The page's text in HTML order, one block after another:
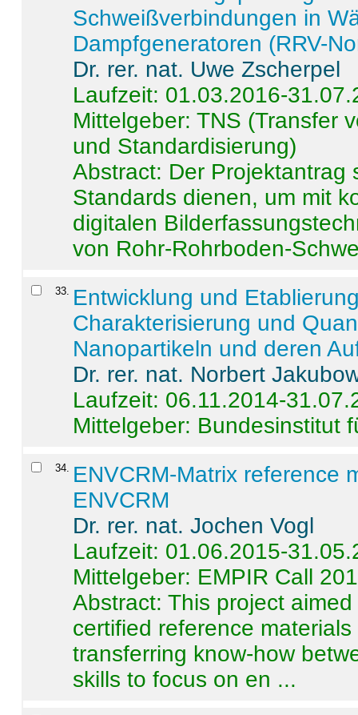
Schweißverbindungen in
Dampfgeneratoren (RRV-
Dr. rer. nat. Uwe Zscherpel
Laufzeit: 01.03.2016-
Mittelgeber: TNS (Transfer
und Standardisierung)
Abstract: Der Projektantrag
Standards dienen, um mit
digitalen
von Rohr-Rohrboden-
33. Entwicklung und
Charakterisierung und
Nanopartikeln und deren
Dr. rer. nat. Norbert
Laufzeit: 06.11.2014-
Mittelgeber: Bundesinstitut
34. ENVCRM-Matrix reference
ENVCRM
Dr. rer. nat. Jochen Vogl
Laufzeit: 01.06.2015-
Mittelgeber: EMPIR Call
Abstract:This project
certified reference
transferring know-how
skills to focus on en ...